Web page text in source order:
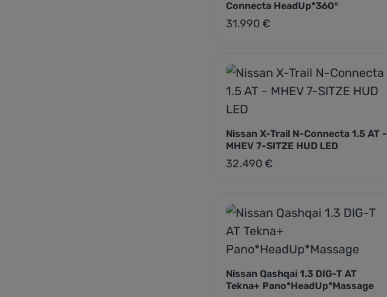
Connecta HeadUp*360°
Regulärer Preis:
31.990 €
Nissan X-Trail N-Connecta 1.5 AT -
MHEV 7-SITZE HUD LED
Regulärer Preis:
32.490 €
Nissan Qashqai 1.3 DIG-T AT
Tekna+ Pano*HeadUp*Massage